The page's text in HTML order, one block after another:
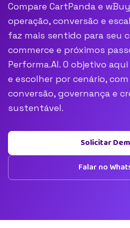
Compare CartPanda e
operação, conversão e
faz mais sentido para seu
commerce e próximos
Performa.AI. O objetivo
e escolher por cenário,
conversão, governança e
sustentável.
Solicitar
Falar no